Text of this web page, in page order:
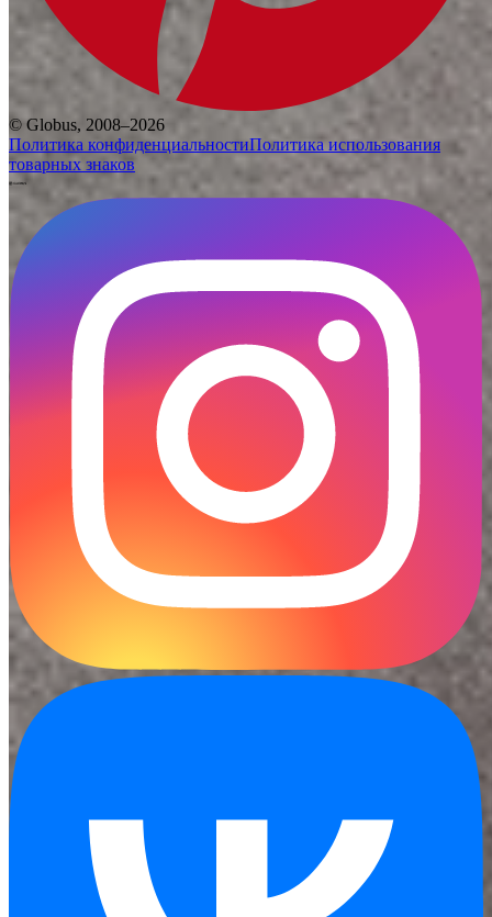
© Globus, 2008–2026
Политика конфиденциальностиПолитика использования
товарных знаков